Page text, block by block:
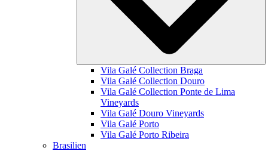
Vila Galé Collection Braga
Vila Galé Collection Douro
Vila Galé Collection Ponte de Lima
Vineyards
Vila Galé Douro Vineyards
Vila Galé Porto
Vila Galé Porto Ribeira
Brasilien